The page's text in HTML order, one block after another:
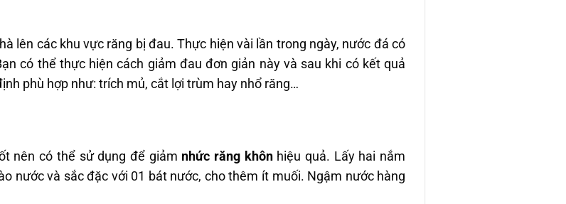
lên các khu vực răng bị đau. Thực hiện vài lần trong ngày, nước đá có
có thể thực hiện cách giảm đau đơn giản này và sau khi có kết quả
phù hợp như: trích mủ, cắt lợi trùm hay nhổ răng…
nên có thể sử dụng để giảm nhức răng khônhiệu quả. Lấy hai nắm
nước và sắc đặc với 01 bát nước, cho thêm ít muối. Ngậm nước hàng